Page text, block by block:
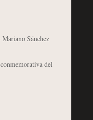
Mariano Sánchez
del